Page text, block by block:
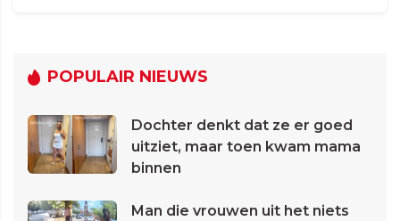
POPULAIR NIEUWS
Dochter denkt dat ze er goed
uitziet, maar toen kwam mama
binnen
Man die vrouwen uit het niets